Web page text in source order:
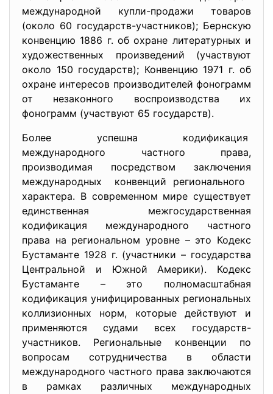
международной купли-продажи товаров
(около 60 государств-участников); Бернскую
конвенцию 1886 г. об охране литературных и
художественных произведений (участвуют
около 150 государств); Конвенцию 1971 г. об
охране интересов производителей фонограмм
от незаконного воспроизводства их
фонограмм (участвуют 65 государств).
Более успешна кодификация
международного частного права,
производимая посредством заключения
международных конвенций регионального
характера. В современном мире существует
единственная межгосударственная
кодификация международного частного
права на региональном уровне – это Кодекс
Бустаманте 1928 г. (участники – государства
Центральной и Южной Америки). Кодекс
Бустаманте – это полномасштабная
кодификация унифицированных региональных
коллизионных норм, которые действуют и
применяются судами всех государств-
участников. Региональные конвенции по
вопросам сотрудничества в области
международного частного права заключаются
в рамках различных международных